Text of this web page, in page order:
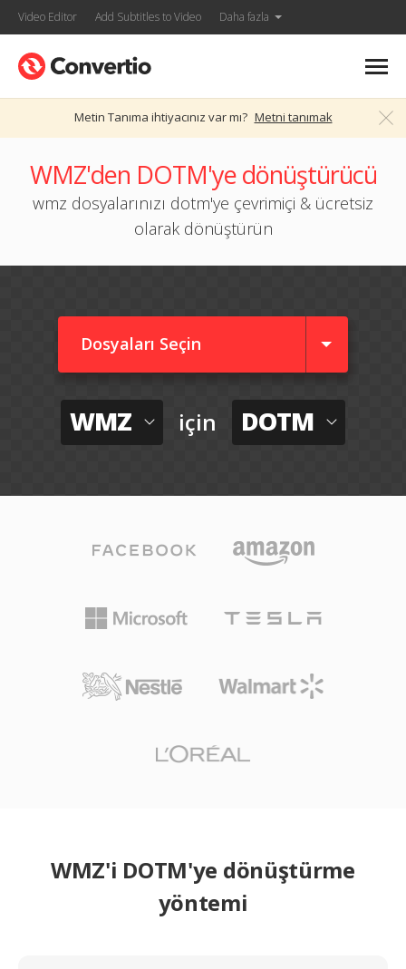
Video Editor Add Subtitles to Video Daha fazla
Metin Tanıma ihtiyacınız var mı? Metni tanımak
WMZ'den DOTM'ye dönüştürücü
wmz dosyalarınızı dotm'ye çevrimiçi & ücretsiz
olarak dönüştürün
Dosyaları Seçin
WMZ için DOTM
WMZ'i DOTM'ye dönüştürme
yöntemi